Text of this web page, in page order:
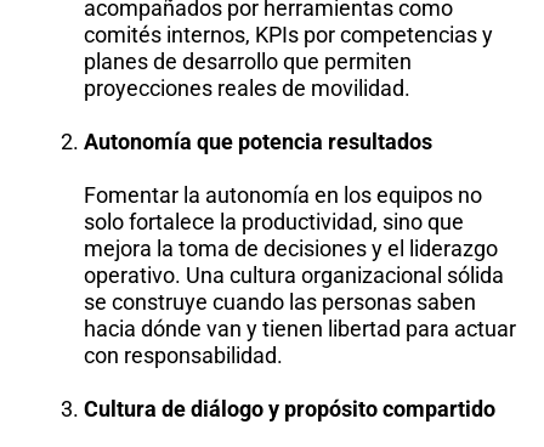
acompañados por herramientas como
comités internos, KPIs por competencias y
planes de desarrollo que permiten
proyecciones reales de movilidad.
Autonomía que potencia resultados
Fomentar la autonomía en los equipos no
solo fortalece la productividad, sino que
mejora la toma de decisiones y el liderazgo
operativo. Una cultura organizacional sólida
se construye cuando las personas saben
hacia dónde van y tienen libertad para actuar
con responsabilidad.
Cultura de diálogo y propósito compartido